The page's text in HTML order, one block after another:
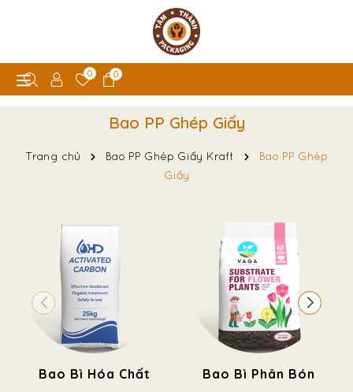
0 0
Bao PP Ghép Giấy
Trang chủ Bao PP Ghép Giấy Kraft
Bao PP Ghép
Giấy
Bao Bì Hóa Chất Bao Bì Phân Bón